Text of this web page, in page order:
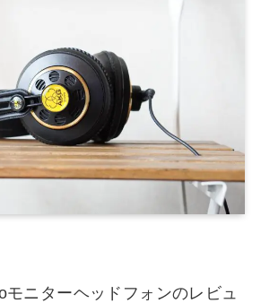
ニターヘッドフォンのレビュ